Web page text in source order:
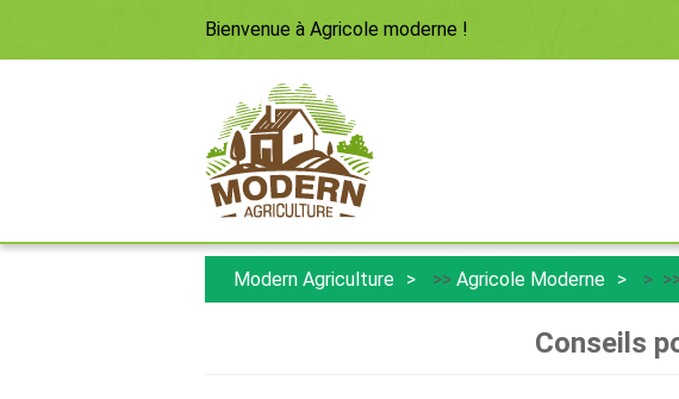
Bienvenue à Agricole moderne !
Modern Agriculture >> Agricole Moderne >
Conseils